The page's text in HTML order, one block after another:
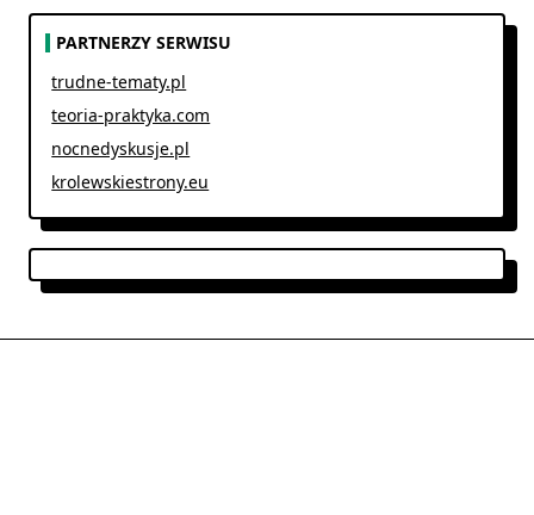
PARTNERZY SERWISU
trudne-tematy.pl
teoria-praktyka.com
nocnedyskusje.pl
krolewskiestrony.eu